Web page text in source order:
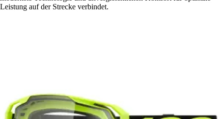
Leistung auf der Strecke verbindet.